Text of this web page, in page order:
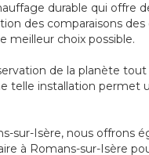
durable qui offre
des comparaisons
meilleur choix possible.
de la planète
telle installation
sur-Isère, nous
à Romans-sur-Isère